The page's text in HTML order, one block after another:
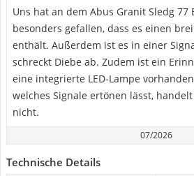
Uns hat an dem Abus Granit Sledg 77
besonders gefallen, dass es einen
enthält. Außerdem ist es in einer
schreckt Diebe ab. Zudem ist ein
eine integrierte LED-Lampe
welches Signale ertönen lässt,
nicht.
07/2026
Technische Details